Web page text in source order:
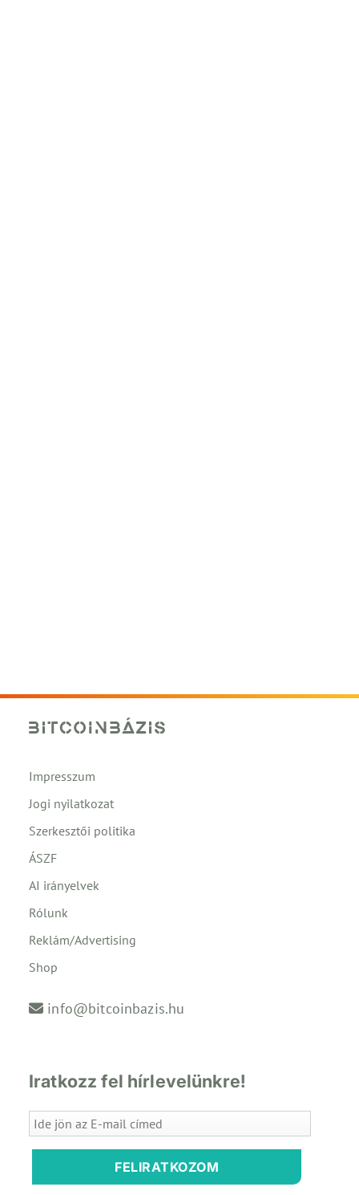
Impresszum
Jogi nyilatkozat
Szerkesztői politika
ÁSZF
AI irányelvek
Rólunk
Reklám/Advertising
Shop
info@bitcoinbazis.hu
Iratkozz fel hírlevelünkre!
FELIRATKOZOM